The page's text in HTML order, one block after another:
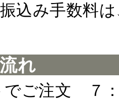
込み手数料
れ
でご注文 ７